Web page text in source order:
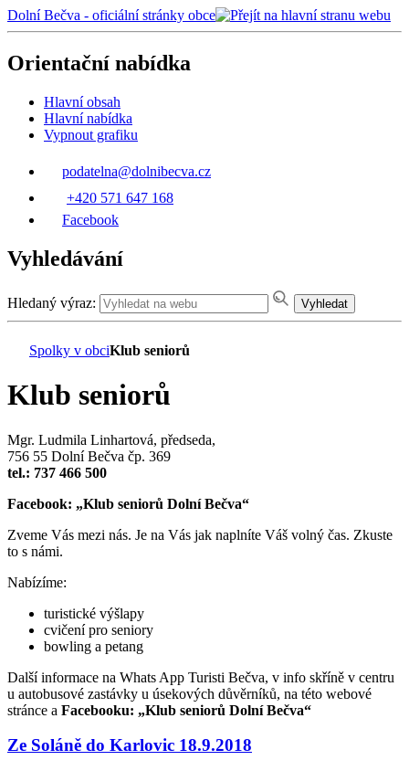
Dolní Bečva - oficiální stránky obce
Orientační nabídka
Hlavní obsah
Hlavní nabídka
Vypnout grafiku
podatelna@dolnibecva.cz
+420 571 647 168
Facebook
Vyhledávání
Hledaný výraz: Vyhledat
Spolky v obciKlub seniorů
Klub seniorů
Mgr. Ludmila Linhartová, předseda,
756 55 Dolní Bečva čp. 369
tel.: 737 466 500
Facebook: „Klub seniorů Dolní Bečva“
Zveme Vás mezi nás. Je na Vás jak naplníte Váš volný čas. Zkuste
to s námi.
Nabízíme:
turistické výšlapy
cvičení pro seniory
bowling a petang
Další informace na Whats App Turisti Bečva, v info skříně v centru
u autobusové zastávky u úsekových důvěrníků, na této webové
stránce a Facebooku: „Klub seniorů Dolní Bečva“
Ze Soláně do Karlovic 18.9.2018